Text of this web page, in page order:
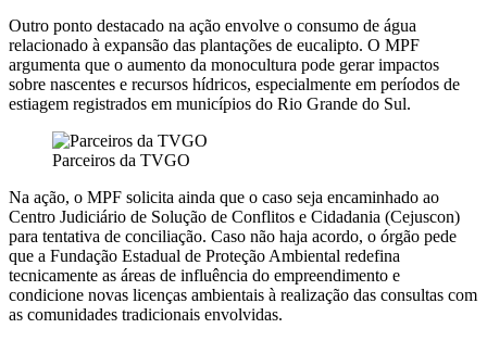
Outro ponto destacado na ação envolve o consumo de água
relacionado à expansão das plantações de eucalipto. O MPF
argumenta que o aumento da monocultura pode gerar impactos
sobre nascentes e recursos hídricos, especialmente em períodos de
estiagem registrados em municípios do Rio Grande do Sul.
Parceiros da TVGO
Na ação, o MPF solicita ainda que o caso seja encaminhado ao
Centro Judiciário de Solução de Conflitos e Cidadania (Cejuscon)
para tentativa de conciliação. Caso não haja acordo, o órgão pede
que a Fundação Estadual de Proteção Ambiental redefina
tecnicamente as áreas de influência do empreendimento e
condicione novas licenças ambientais à realização das consultas com
as comunidades tradicionais envolvidas.